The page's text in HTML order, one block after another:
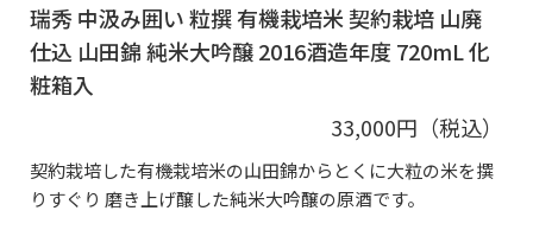
瑞秀 中汲み囲い 粒撰 有機栽培米 契約栽培 山廃
仕込 山田錦 純米大吟醸 2016酒造年度 720mL 化
粧箱入
33,000円（税込）
契約栽培した有機栽培米の山田錦からとくに大粒の米を撰
りすぐり 磨き上げ醸した純米大吟醸の原酒です。